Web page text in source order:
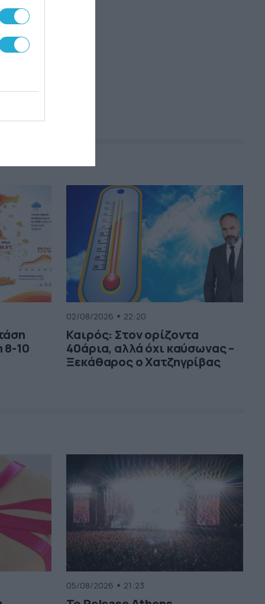
8-10
02/08/2026 22:20
Καιρός: Στον ορίζοντα
40άρια, αλλά όχι καύσωνας –
Ξεκάθαρος ο Χατζηγρίβας
05/08/2026 21:23